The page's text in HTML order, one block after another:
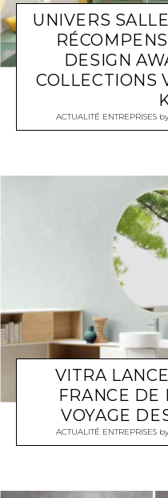
UNIVERS
DESIGN
COLLECTIONS
ACTUALITÉ ENTREPRISES by
VITRA
FRANCE DE
VOYAGE
ACTUALITÉ ENTREPRISES by